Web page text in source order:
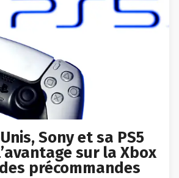
Sony et sa PS5
sur la Xbox
précommandes